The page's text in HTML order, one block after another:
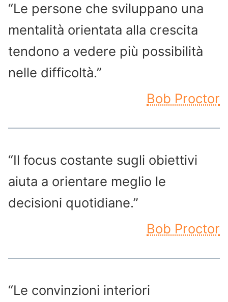
“Le persone che sviluppano una
mentalità orientata alla crescita
tendono a vedere più possibilità
nelle difficoltà.”
Bob Proctor
“Il focus costante sugli obiettivi
aiuta a orientare meglio le
decisioni quotidiane.”
Bob Proctor
“Le convinzioni interiori